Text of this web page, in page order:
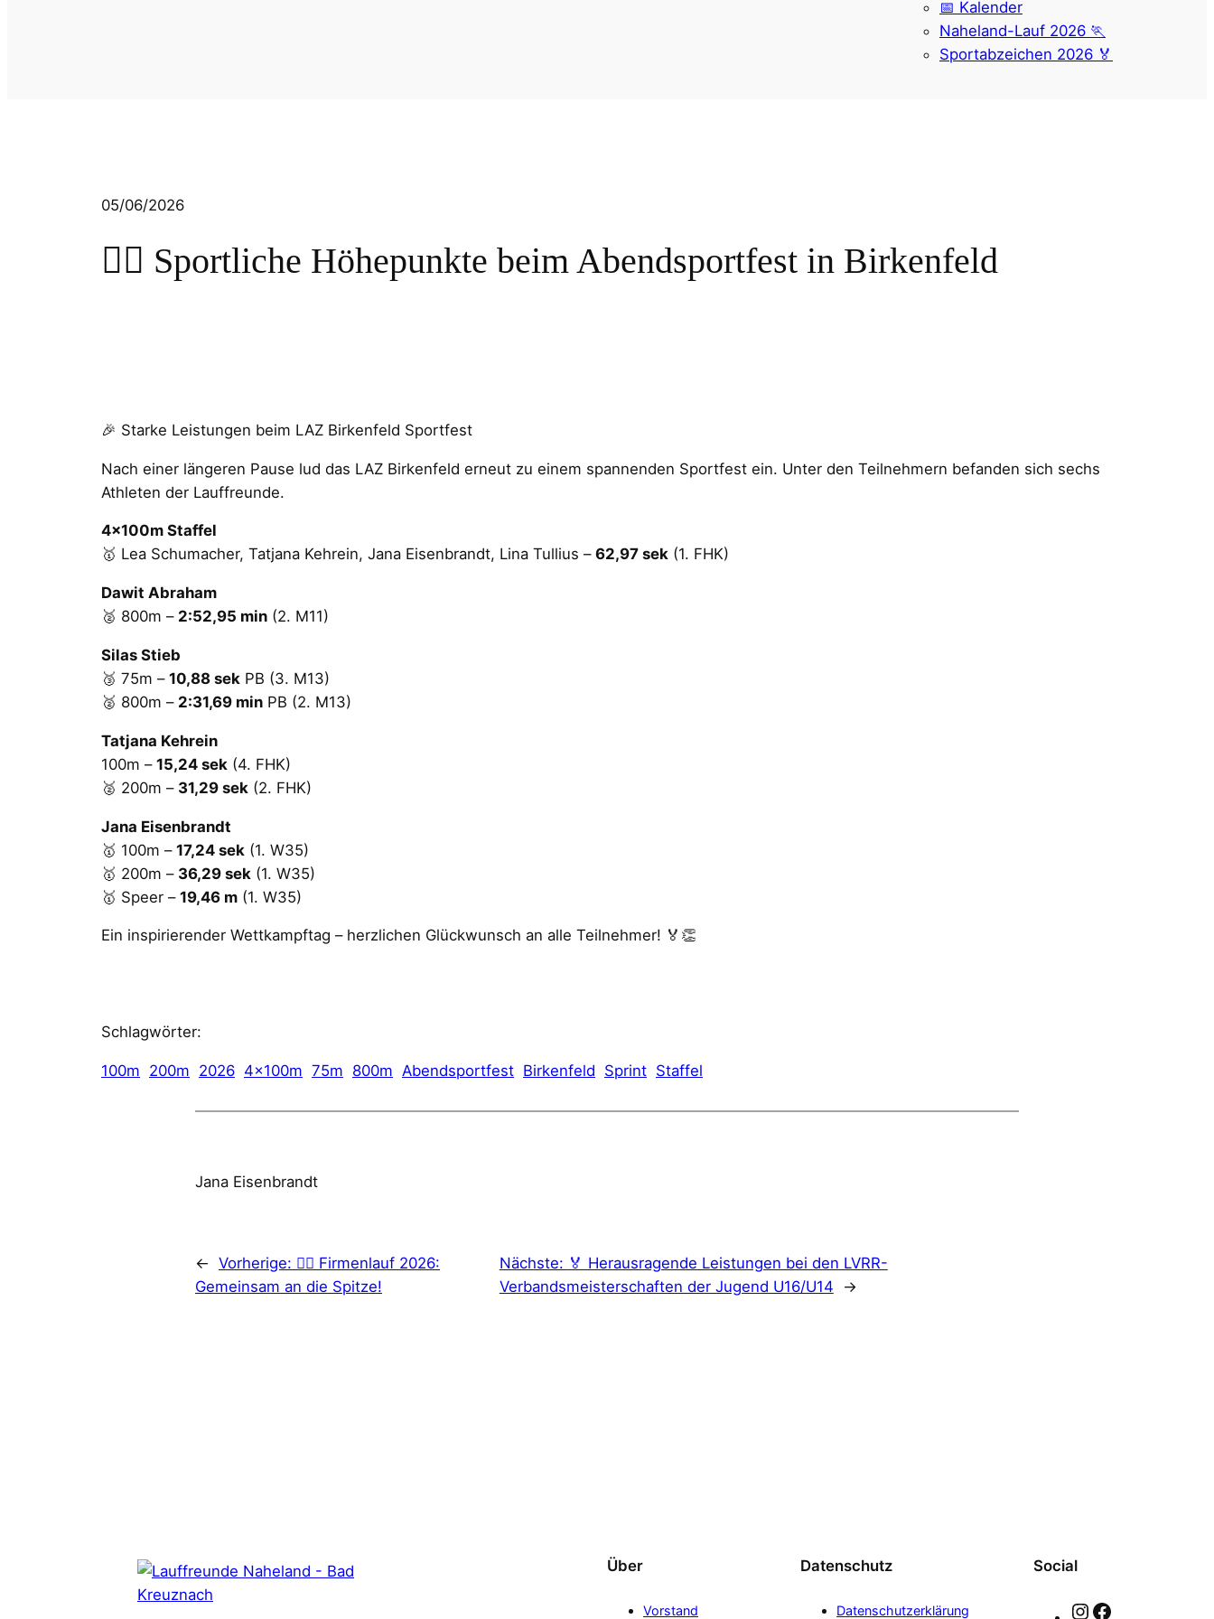
📅 Kalender
Naheland-Lauf 2026 🏃
Sportabzeichen 2026 🏅
05/06/2026
🏃‍♂️ Sportliche Höhepunkte beim Abendsportfest in Birkenfeld
🎉 Starke Leistungen beim LAZ Birkenfeld Sportfest
Nach einer längeren Pause lud das LAZ Birkenfeld erneut zu einem spannenden Sportfest ein. Unter den Teilnehmern befanden sich sechs
Athleten der Lauffreunde.
4x100m Staffel
🥇 Lea Schumacher, Tatjana Kehrein, Jana Eisenbrandt, Lina Tullius – 62,97 sek (1. FHK)
Dawit Abraham
🥈 800m – 2:52,95 min (2. M11)
Silas Stieb
🥉 75m – 10,88 sek PB (3. M13)
🥈 800m – 2:31,69 min PB (2. M13)
Tatjana Kehrein
100m – 15,24 sek (4. FHK)
🥈 200m – 31,29 sek (2. FHK)
Jana Eisenbrandt
🥇 100m – 17,24 sek (1. W35)
🥇 200m – 36,29 sek (1. W35)
🥇 Speer – 19,46 m (1. W35)
Ein inspirierender Wettkampftag – herzlichen Glückwunsch an alle Teilnehmer! 🏅👏
Schlagwörter:
100m 200m 2026 4x100m 75m 800m Abendsportfest Birkenfeld Sprint Staffel
Jana Eisenbrandt
← Vorherige: 🏃‍♂️ Firmenlauf 2026:
Gemeinsam an die Spitze!
Nächste: 🏅 Herausragende Leistungen bei den LVRR-
Verbandsmeisterschaften der Jugend U16/U14
→
Über
Vorstand
Datenschutz
Datenschutzerklärung
Social
Instagram Facebook